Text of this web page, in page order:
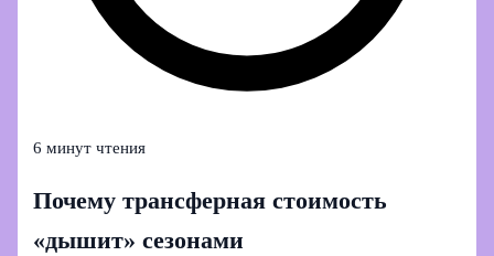
6 минут чтения
Почему трансферная стоимость
«дышит» сезонами